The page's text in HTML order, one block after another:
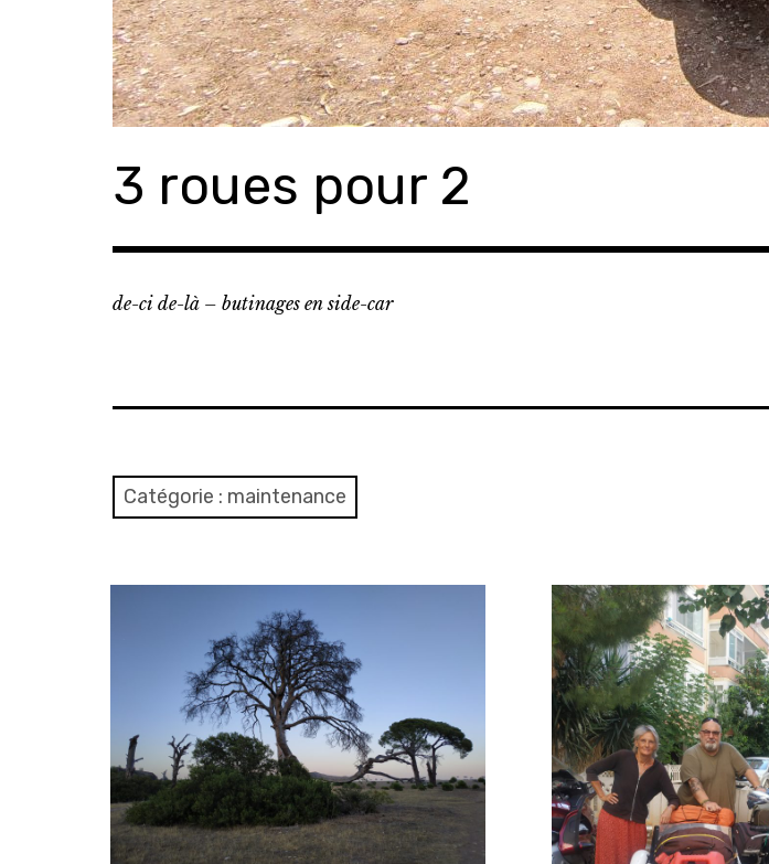
3 roues pour 2
de-ci de-là – butinages en side-car
Catégorie : maintenance